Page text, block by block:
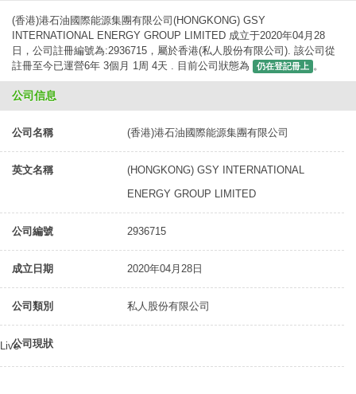
(香港)港石油國際能源集團有限公司(HONGKONG) GSY
INTERNATIONAL ENERGY GROUP LIMITED 成立于2020年04月28
日，公司註冊編號為:2936715，屬於香港(私人股份有限公司). 該公司從
註冊至今已運營6年 3個月 1周 4天 . 目前公司狀態為
仍在登記冊上 。
公司信息
公司名稱 (香港)港石油國際能源集團有限公司
英文名稱
(HONGKONG) GSY INTERNATIONAL
ENERGY GROUP LIMITED
公司編號 2936715
成立日期 2020年04月28日
公司類別 私人股份有限公司
公司現狀
Live